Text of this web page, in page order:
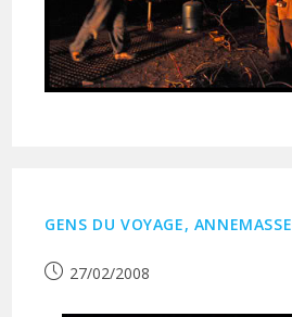
GENS DU VOYAGE, ANNEMASSE
Publication
27/02/2008